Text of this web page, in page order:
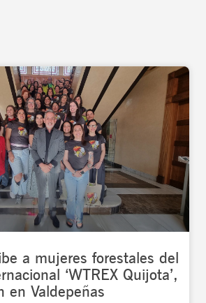
a mujeres forestales del
‘WTREX Quijota’,
en Valdepeñas